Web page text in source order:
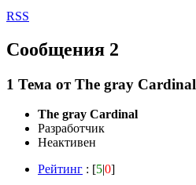
RSS
Сообщения 2
1 Тема отThe gray Cardinal
The gray Cardinal
Разработчик
Неактивен
Рейтинг : [5|0]